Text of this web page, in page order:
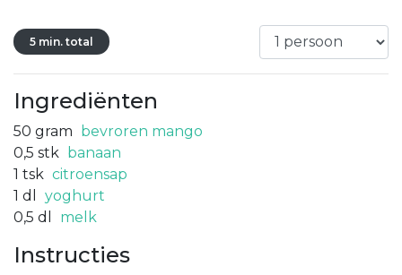
5 min. total
Ingrediënten
50 gram bevroren mango
0,5 stk banaan
1 tsk citroensap
1 dl
yoghurt
0,5 dl melk
Instructies